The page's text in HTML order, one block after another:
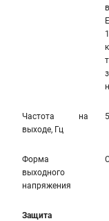
Частота на
выходе, Гц
Форма
выходного
напряжения
Защита